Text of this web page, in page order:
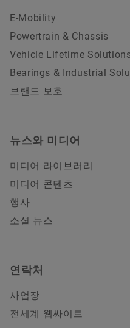
E-Mobility
Powertrain & Chassis
Vehicle Lifetime
Bearings & Industrial
브랜드 보호
뉴스와 미디어
미디어 라이브러리
미디어 콘텐츠
행사
소셜 뉴스
연락처
사업장
전세계 웹싸이트